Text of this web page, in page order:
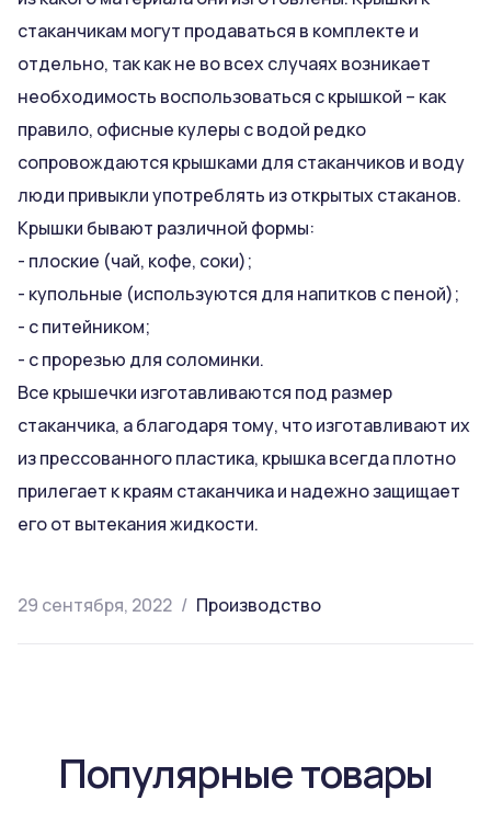
стаканчикам могут продаваться в комплекте и
отдельно, так как не во всех случаях возникает
необходимость воспользоваться с крышкой – как
правило, офисные кулеры с водой редко
сопровождаются крышками для стаканчиков и воду
люди привыкли употреблять из открытых стаканов.
Крышки бывают различной формы:
- плоские (чай, кофе, соки);
- купольные (используются для напитков с пеной);
- с питейником;
- с прорезью для соломинки.
Все крышечки изготавливаются под размер
стаканчика, а благодаря тому, что изготавливают их
из прессованного пластика, крышка всегда плотно
прилегает к краям стаканчика и надежно защищает
его от вытекания жидкости.
29 сентября, 2022 Производство
Популярные товары